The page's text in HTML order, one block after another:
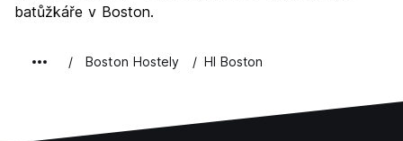
batůžkáře v Boston.
Boston Hostely HI Boston